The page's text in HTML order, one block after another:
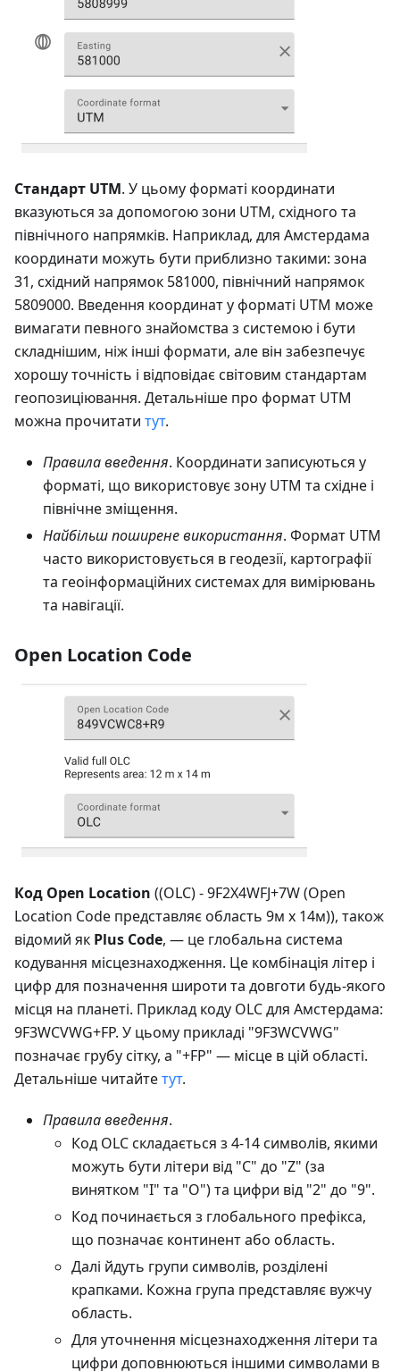
Стандарт UTM. У цьому форматі координати
вказуються за допомогою зони UTM, східного та
північного напрямків. Наприклад, для Амстердама
координати можуть бути приблизно такими: зона
31, східний напрямок 581000, північний напрямок
5809000. Введення координат у форматі UTM може
вимагати певного знайомства з системою і бути
складнішим, ніж інші формати, але він забезпечує
хорошу точність і відповідає світовим стандартам
геопозиціювання. Детальніше про формат UTM
можна прочитати тут.
Правила введення. Координати записуються у
форматі, що використовує зону UTM та східне і
північне зміщення.
Найбільш поширене використання. Формат UTM
часто використовується в геодезії, картографії
та геоінформаційних системах для вимірювань
та навігації.
Open Location Code
Код Open Location ((OLC) - 9F2X4WFJ+7W (Open
Location Code представляє область 9м x 14м)), також
відомий як Plus Code, — це глобальна система
кодування місцезнаходження. Це комбінація літер і
цифр для позначення широти та довготи будь-якого
місця на планеті. Приклад коду OLC для Амстердама:
9F3WCVWG+FP. У цьому прикладі "9F3WCVWG"
позначає грубу сітку, а "+FP" — місце в цій області.
Детальніше читайтетут.
Правила введення.
Код OLC складається з 4-14 символів, якими
можуть бути літери від "C" до "Z" (за
винятком "I" та "O") та цифри від "2" до "9".
Код починається з глобального префікса,
що позначає континент або область.
Далі йдуть групи символів, розділені
крапками. Кожна група представляє вужчу
область.
Для уточнення місцезнаходження літери та
цифри доповнюються іншими символами в